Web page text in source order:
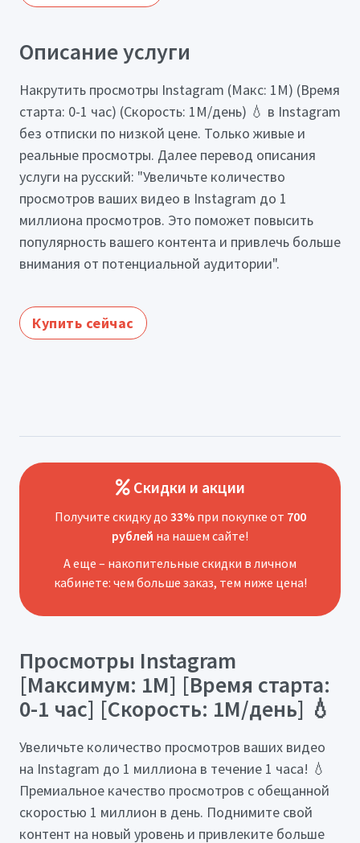
Описание услуги
Накрутить просмотры Instagram (Макс: 1М) (Время
старта: 0-1 час) (Скорость: 1М/день) 💧 в Instagram
без отписки по низкой цене. Только живые и
реальные просмотры. Далее перевод описания
услуги на русский: "Увеличьте количество
просмотров ваших видео в Instagram до 1
миллиона просмотров. Это поможет повысить
популярность вашего контента и привлечь больше
внимания от потенциальной аудитории".
Купить сейчас
Скидки и акции
Получите скидку до 33%при покупке от 700
рублей на нашем сайте!
А еще – накопительные скидки в личном
кабинете: чем больше заказ, тем ниже цена!
Просмотры Instagram
[Максимум: 1М] [Время старта:
0-1 час] [Скорость: 1М/день] 💧
Увеличьте количество просмотров ваших видео
на Instagram до 1 миллиона в течение 1 часа! 💧
Премиальное качество просмотров с обещанной
скоростью 1 миллион в день. Поднимите свой
контент на новый уровень и привлеките больше